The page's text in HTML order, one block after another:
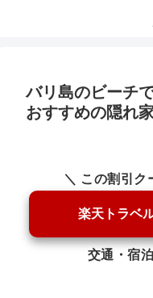
バリ島のビーチ
おすすめの隠れ
＼ この割引ク
楽天トラベ
交通・宿